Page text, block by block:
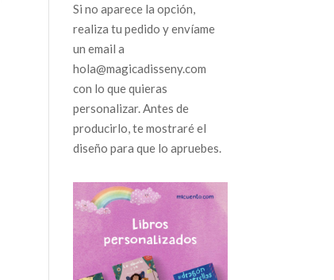
Si no aparece la opción,
realiza tu pedido y envíame
un email a
hola@magicadisseny.com
con lo que quieras
personalizar. Antes de
producirlo, te mostraré el
diseño para que lo apruebes.